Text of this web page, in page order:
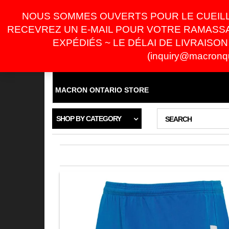
the
content
NOUS SOMMES OUVERTS POUR LE
RECEVREZ UN E-MAIL POUR VOTRE
EXPÉDIÉS ~ LE DÉLAI DE
LOGIN / REGISTER
MACRON ONTARIO STORE
SHOP BY CATEGORY SEARCH